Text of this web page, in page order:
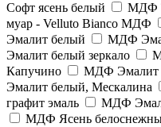
Софт ясень белый
МДФ
муар - Velluto Bianco МДФ
Эмалит белый
МДФ
Эмалит белый зеркало
Капучино
МДФ Эмалит
Эмалит белый, Мескалина
графит эмаль
МДФ
МДФ Ясень